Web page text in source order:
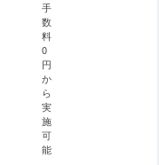
手
数
料
0
円
か
ら
実
施
可
能